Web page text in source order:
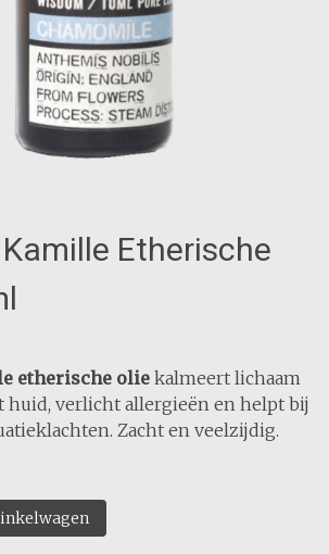
Etherische
etherische oliekalmeert lichaam
huid, verlicht allergieën en helpt bij
Zacht en veelzijdig.